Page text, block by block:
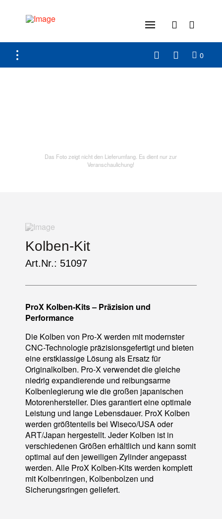
0
Das Foto zeigt nicht den Lieferumfang. Es dient nur zur
Veranschaulichung!
Kolben-Kit
Art.Nr.: 51097
ProX Kolben-Kits – Präzision und
Performance
Die Kolben von Pro-X werden mit modernster
CNC-Technologie präzisionsgefertigt und bieten
eine erstklassige Lösung als Ersatz für
Originalkolben. Pro-X verwendet die gleiche
niedrig expandierende und reibungsarme
Kolbenlegierung wie die großen japanischen
Motorenhersteller. Dies garantiert eine optimale
Leistung und lange Lebensdauer. ProX Kolben
werden größtenteils bei Wiseco/USA oder
ART/Japan hergestellt. Jeder Kolben ist in
verschiedenen Größen erhältlich und kann somit
optimal auf den jeweiligen Zylinder angepasst
werden. Alle ProX Kolben-Kits werden komplett
mit Kolbenringen, Kolbenbolzen und
Sicherungsringen geliefert.